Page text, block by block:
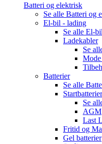
Batteri og elektrisk
Se alle Batteri og
El-bil - lading
Se alle El-
Ladekabler
Se
Batterier
Se alle
Startbatterier
Se
AGM
Last
Fritid og
Gel batterier